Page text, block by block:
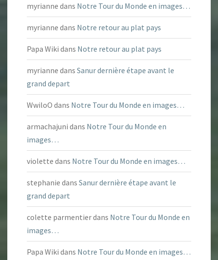
myrianne dans Notre Tour du Monde en images…
myrianne dans Notre retour au plat pays
Papa Wiki dans Notre retour au plat pays
myrianne dans Sanur dernière étape avant le
grand depart
WwiloO dans Notre Tour du Monde en images…
armachajuni dans Notre Tour du Monde en
images…
violette dans Notre Tour du Monde en images…
stephanie dans Sanur dernière étape avant le
grand depart
colette parmentierdans Notre Tour du Monde en
images…
Papa Wiki dans Notre Tour du Monde en images…